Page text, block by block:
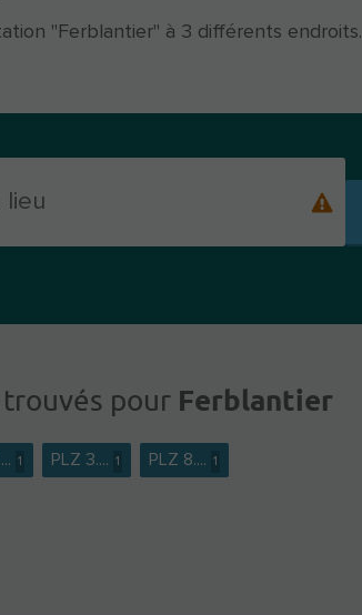
"Ferblantier" à 3 différents endroits.
pour Ferblantier
1 PLZ 3.... 1 PLZ 8.... 1